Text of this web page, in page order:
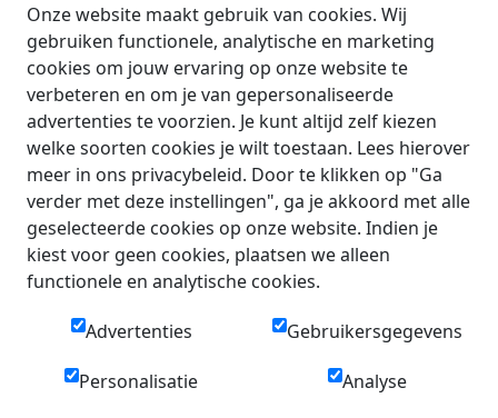
Onze website maakt gebruik van cookies. Wij
gebruiken functionele, analytische en marketing
cookies om jouw ervaring op onze website te
verbeteren en om je van gepersonaliseerde
advertenties te voorzien. Je kunt altijd zelf kiezen
welke soorten cookies je wilt toestaan. Lees hierover
meer in ons privacybeleid. Door te klikken op "Ga
verder met deze instellingen", ga je akkoord met alle
geselecteerde cookies op onze website. Indien je
kiest voor geen cookies, plaatsen we alleen
functionele en analytische cookies.
Advertenties Gebruikersgegevens
Personalisatie Analyse